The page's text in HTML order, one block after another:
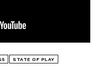
STATE OF PLAY